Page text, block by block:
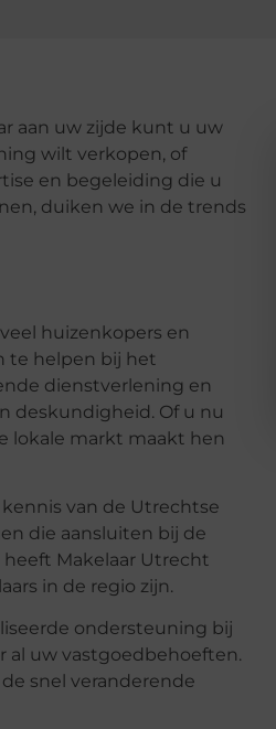
aan uw zijde kunt u uw
wilt verkopen, of
en begeleiding die u
duiken we in de trends
huizenkopers en
te helpen bij het
dienstverlening en
deskundigheid. Of u nu
lokale markt maakt hen
van de Utrechtse
die aansluiten bij de
Makelaar Utrecht
in de regio zijn.
ondersteuning bij
al uw vastgoedbehoeften.
snel veranderende